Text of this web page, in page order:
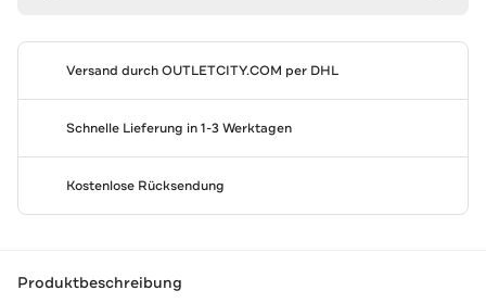
Versand durchOUTLETCITY.COM per DHL
Schnelle Lieferung in 1-3 Werktagen
Kostenlose Rücksendung
Produktbeschreibung